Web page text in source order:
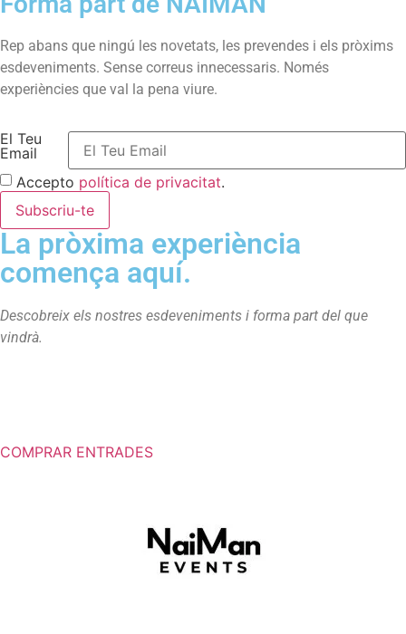
Rep abans que ningú les novetats, les prevendes i els pròxims
esdeveniments. Sense correus innecessaris. Només
experiències que val la pena viure.
El Teu
Email
Accepto política de privacitat.
Subscriu-te
La pròxima experiència
comença aquí.
Descobreix els nostres esdeveniments i forma part del que
vindrà.
COMPRAR ENTRADES